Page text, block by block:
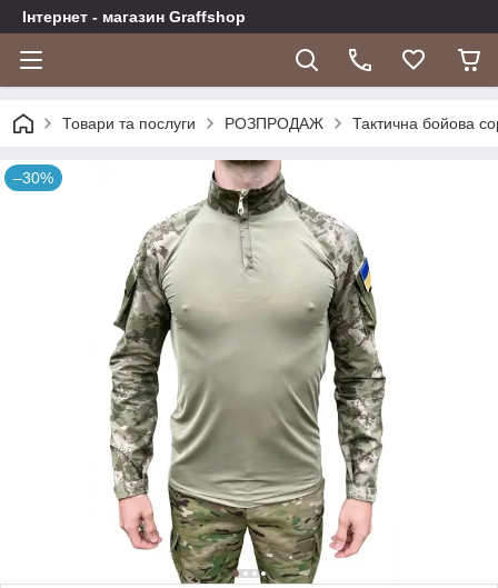
Інтернет - магазин Graffshop
Товари та послуги РОЗПРОДАЖ Тактична бойова
–30%